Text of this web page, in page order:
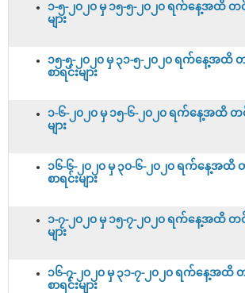
၁-၅-၂၀၂၀ မှ ၁၅-၅-၂၀၂၀ ရက်နေ့အထိ တင်
များ
၁၅-၅-၂၀၂၀ မှ ၃၁-၅-၂၀၂၀ ရက်နေ့အထိ
စာရင်းများ
၁-၆-၂၀၂၀ မှ ၁၅-၆-၂၀၂၀ ရက်နေ့အထိ တင်
များ
၁၆-၆-၂၀၂၀ မှ ၃၀-၆-၂၀၂၀ ရက်နေ့အထိ
စာရင်းများ
၁-၇-၂၀၂၀ မှ ၁၅-၇-၂၀၂၀ ရက်နေ့အထိ တင်
များ
၁၆-၇-၂၀၂၀ မှ ၃၁-၇-၂၀၂၀ ရက်နေ့အထိ
စာရင်းများ